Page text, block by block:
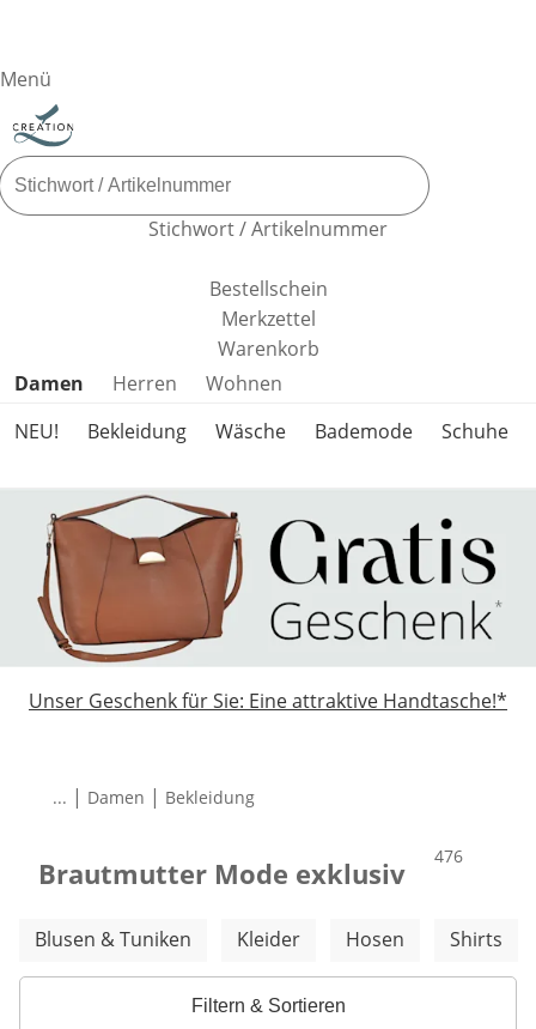
Menü
Stichwort / Artikelnummer
Bestellschein
Merkzettel
Warenkorb
Produktkategorien überspringen
Damen Herren
Wohnen
NEU!
Bekleidung Wäsche Bademode Schuhe
Unser Geschenk für Sie: Eine attraktive Handtasche!*
... | Damen | Bekleidung
Brautmutter Mode exklusiv Total
476
Weitere Kategorien überspringen
Blusen & Tuniken Kleider Hosen Shirts
Filtern & Sortieren